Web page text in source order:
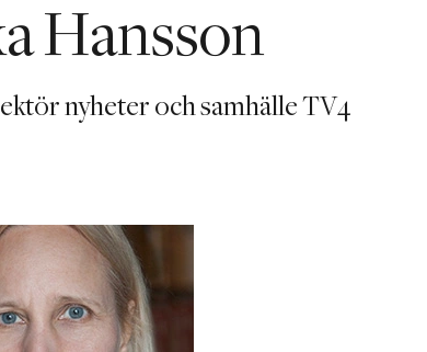
Hansson
nyheter och samhälle TV4